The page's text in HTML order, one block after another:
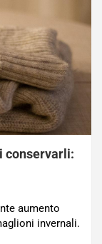
conservarli:
aumento
invernali.